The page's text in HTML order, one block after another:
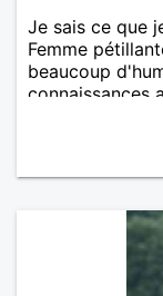
Je sais ce que
Femme
beaucoup
connaissances